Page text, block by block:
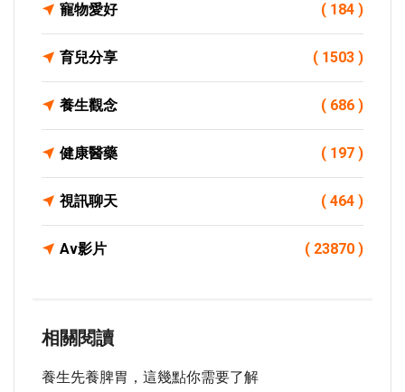
寵物愛好 ( 184 )
育兒分享 ( 1503 )
養生觀念 ( 686 )
健康醫藥 ( 197 )
視訊聊天 ( 464 )
Av影片 ( 23870 )
相關閱讀
養生先養脾胃，這幾點你需要了解